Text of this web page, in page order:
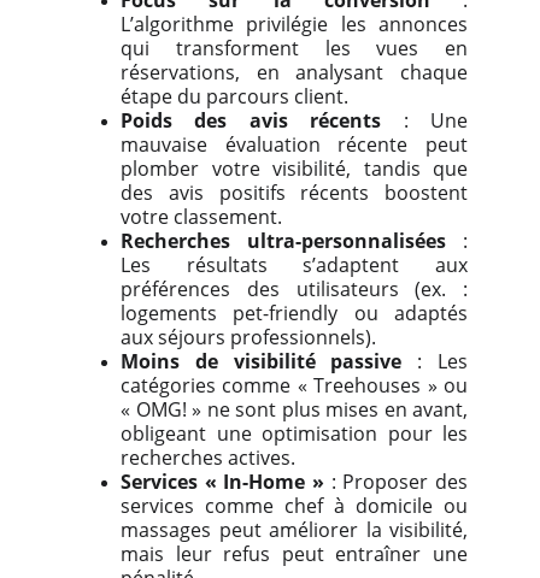
L’algorithme privilégie les annonces
qui transforment les vues en
réservations, en analysant chaque
étape du parcours client.
Poids des avis récents : Une
mauvaise évaluation récente peut
plomber votre visibilité, tandis que
des avis positifs récents boostent
votre classement.
Recherches ultra-personnalisées :
Les résultats s’adaptent aux
préférences des utilisateurs (ex. :
logements pet-friendly ou adaptés
aux séjours professionnels).
Moins de visibilité passive : Les
catégories comme « Treehouses » ou
« OMG! » ne sont plus mises en avant,
obligeant une optimisation pour les
recherches actives.
Services « In-Home » : Proposer des
services comme chef à domicile ou
massages peut améliorer la visibilité,
mais leur refus peut entraîner une